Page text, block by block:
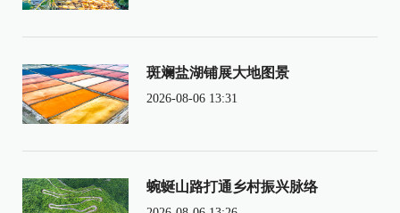
斑斓盐湖铺展大地图景
2026-08-06 13:31
蜿蜒山路打通乡村振兴脉络